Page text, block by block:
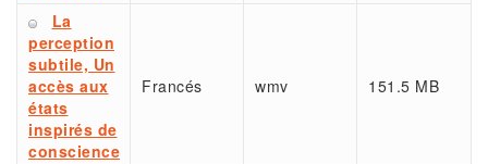
La
perception
subtile, Un
accès aux
états
inspirés de
conscience
Francés wmv 151.5 MB